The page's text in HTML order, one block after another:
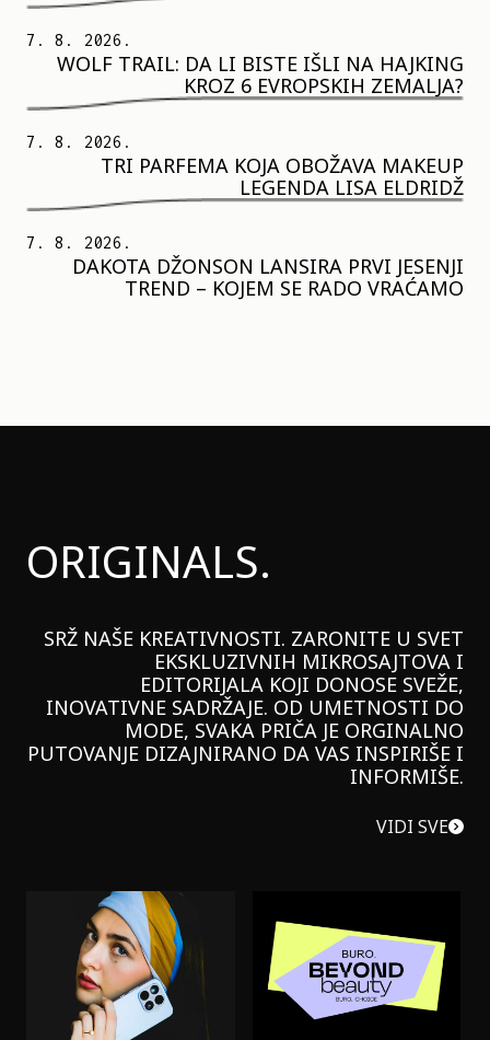
7. 8. 2026.
WOLF TRAIL: DA LI BISTE IŠLI NA HAJKING
KROZ 6 EVROPSKIH ZEMALJA?
7. 8. 2026.
TRI PARFEMA KOJA OBOŽAVA MAKEUP
LEGENDA LISA ELDRIDŽ
7. 8. 2026.
DAKOTA DŽONSON LANSIRA PRVI JESENJI
TREND – KOJEM SE RADO VRAĆAMO
ORIGINALS.
SRŽ NAŠE KREATIVNOSTI. ZARONITE U SVET
EKSKLUZIVNIH MIKROSAJTOVA I
EDITORIJALA KOJI DONOSE SVEŽE,
INOVATIVNE SADRŽAJE. OD UMETNOSTI DO
MODE, SVAKA PRIČA JE ORGINALNO
PUTOVANJE DIZAJNIRANO DA VAS INSPIRIŠE I
INFORMIŠE.
VIDI SVE